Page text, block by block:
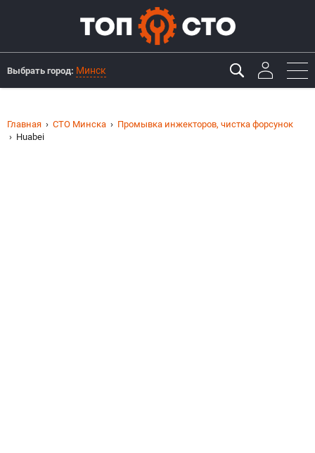
Выбрать город: Минск
Главная СТО Минска
Промывка инжекторов, чистка форсунок
Huabei